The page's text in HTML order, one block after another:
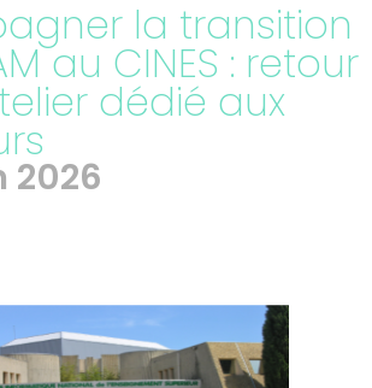
la transition
au CINES : retour
dédié aux
2026